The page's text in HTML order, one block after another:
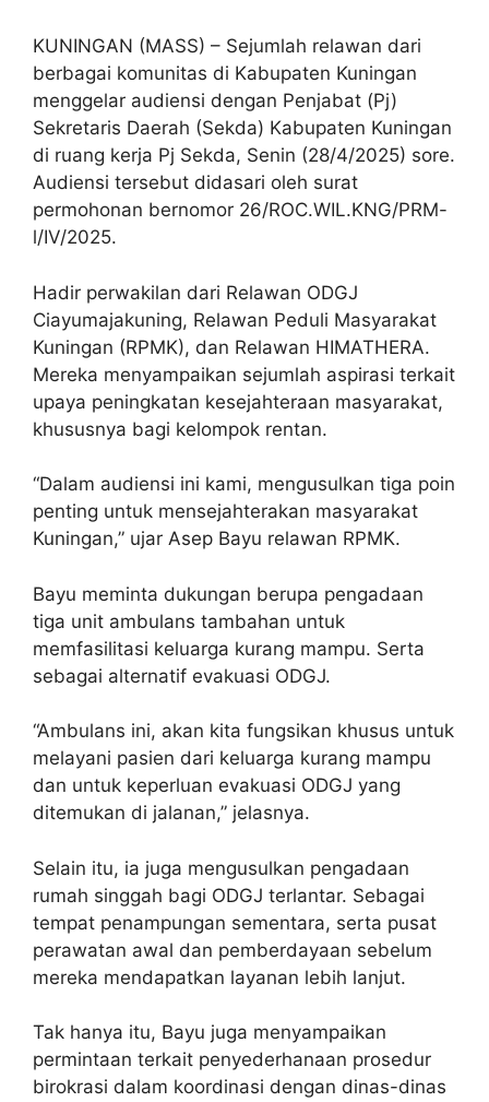
KUNINGAN (MASS) – Sejumlah relawan dari
berbagai komunitas di Kabupaten Kuningan
menggelar audiensi dengan Penjabat (Pj)
Sekretaris Daerah (Sekda) Kabupaten Kuningan
di ruang kerja Pj Sekda, Senin (28/4/2025) sore.
Audiensi tersebut didasari oleh surat
permohonan bernomor 26/ROC.WIL.KNG/PRM-
l/IV/2025.
Hadir perwakilan dari Relawan ODGJ
Ciayumajakuning, Relawan Peduli Masyarakat
Kuningan (RPMK), dan Relawan HIMATHERA.
Mereka menyampaikan sejumlah aspirasi terkait
upaya peningkatan kesejahteraan masyarakat,
khususnya bagi kelompok rentan.
“Dalam audiensi ini kami, mengusulkan tiga poin
penting untuk mensejahterakan masyarakat
Kuningan,” ujar Asep Bayu relawan RPMK.
Bayu meminta dukungan berupa pengadaan
tiga unit ambulans tambahan untuk
memfasilitasi keluarga kurang mampu. Serta
sebagai alternatif evakuasi ODGJ.
“Ambulans ini, akan kita fungsikan khusus untuk
melayani pasien dari keluarga kurang mampu
dan untuk keperluan evakuasi ODGJ yang
ditemukan di jalanan,” jelasnya.
Selain itu, ia juga mengusulkan pengadaan
rumah singgah bagi ODGJ terlantar. Sebagai
tempat penampungan sementara, serta pusat
perawatan awal dan pemberdayaan sebelum
mereka mendapatkan layanan lebih lanjut.
Tak hanya itu, Bayu juga menyampaikan
permintaan terkait penyederhanaan prosedur
birokrasi dalam koordinasi dengan dinas-dinas